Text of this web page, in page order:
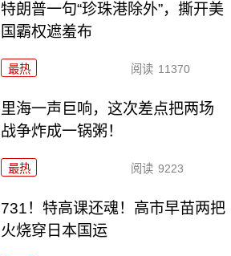
特朗普一句“珍珠港除外”，撕开美
国霸权遮羞布
最热 阅读 11370
里海一声巨响，这次差点把两场
战争炸成一锅粥！
最热 阅读 9223
731！特高课还魂！高市早苗两把
火烧穿日本国运